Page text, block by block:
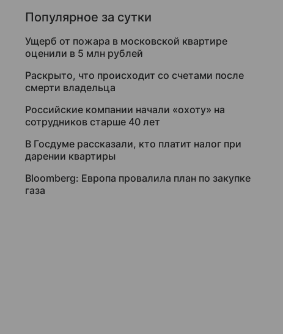
Популярное за сутки
Ущерб от пожара в московской квартире
оценили в 5 млн рублей
Раскрыто, что происходит со счетами после
смерти владельца
Российские компании начали «охоту» на
сотрудников старше 40 лет
В Госдуме рассказали, кто платит налог при
дарении квартиры
Bloomberg: Европа провалила план по закупке
газа